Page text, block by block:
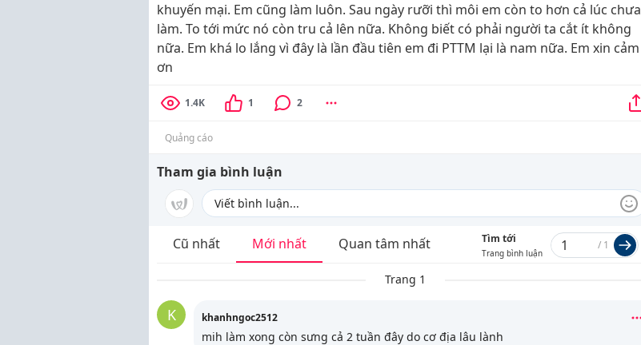
khuyến mại. Em cũng làm luôn. Sau ngày rưỡi thì môi em còn to hơn cả lúc chưa
làm. To tới mức nó còn tru cả lên nữa. Không biết có phải người ta cắt ít không
nữa. Em khá lo lắng vì đây là lần đầu tiên em đi PTTM lại là nam nữa. Em xin cảm
ơn
1.4K 1 2
Quảng cáo
Tham gia bình luận
Cũ nhất Mới nhất Quan tâm nhất Tìm tới
Trang bình luận
/ 1
Trang 1
K khanhngoc2512
mih làm xong còn sưng cả 2 tuần đây do cơ địa lâu lành